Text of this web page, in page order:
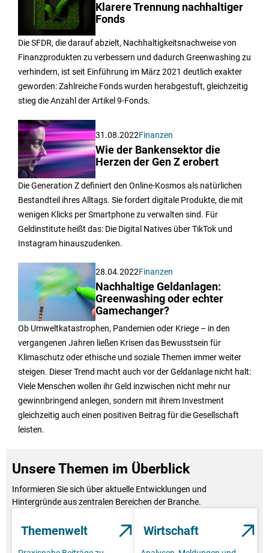
Klarere Trennung nachhaltiger
Fonds
Die SFDR, die darauf abzielt, Nachhaltigkeitsnachweise von
Finanzprodukten zu verbessern und dadurch Greenwashing zu
verhindern, ist seit Einführung im März 2021 deutlich exakter
geworden: Zahlreiche Fonds wurden herabgestuft, gleichzeitig
stieg die Anzahl der Artikel 9-Fonds.
31.08.2022Finanzen
Wie der Bankensektor die
Herzen der Gen Z erobert
Die Generation Z definiert den Online-Kosmos als natürlichen
Bestandteil ihres Alltags. Sie fordert digitale Produkte, die mit
wenigen Klicks per Smartphone zu verwalten sind. Für
Geldinstitute heißt das: Die Digital Natives über TikTok und
Instagram hinauszudenken.
28.04.2022Finanzen
Nachhaltige Geldanlagen:
Greenwashing oder echter
Gamechanger?
Ob Umweltkatastrophen, Pandemien oder Kriege – in den
vergangenen Jahren ließen Krisen das Bewusstsein für
Klimaschutz oder ethische und soziale Themen immer weiter
steigen. Dieser Trend macht auch vor der Geldanlage nicht halt:
Viele Menschen wollen ihr Geld inzwischen nicht mehr nur
gewinnbringend anlegen, sondern mit ihrem Investment
gleichzeitig auch einen positiven Beitrag für die Gesellschaft
leisten.
Unsere Themen im Überblick
Informieren Sie sich über aktuelle Entwicklungen und
Hintergründe aus zentralen Bereichen der Branche.
Themenwelt Wirtschaft